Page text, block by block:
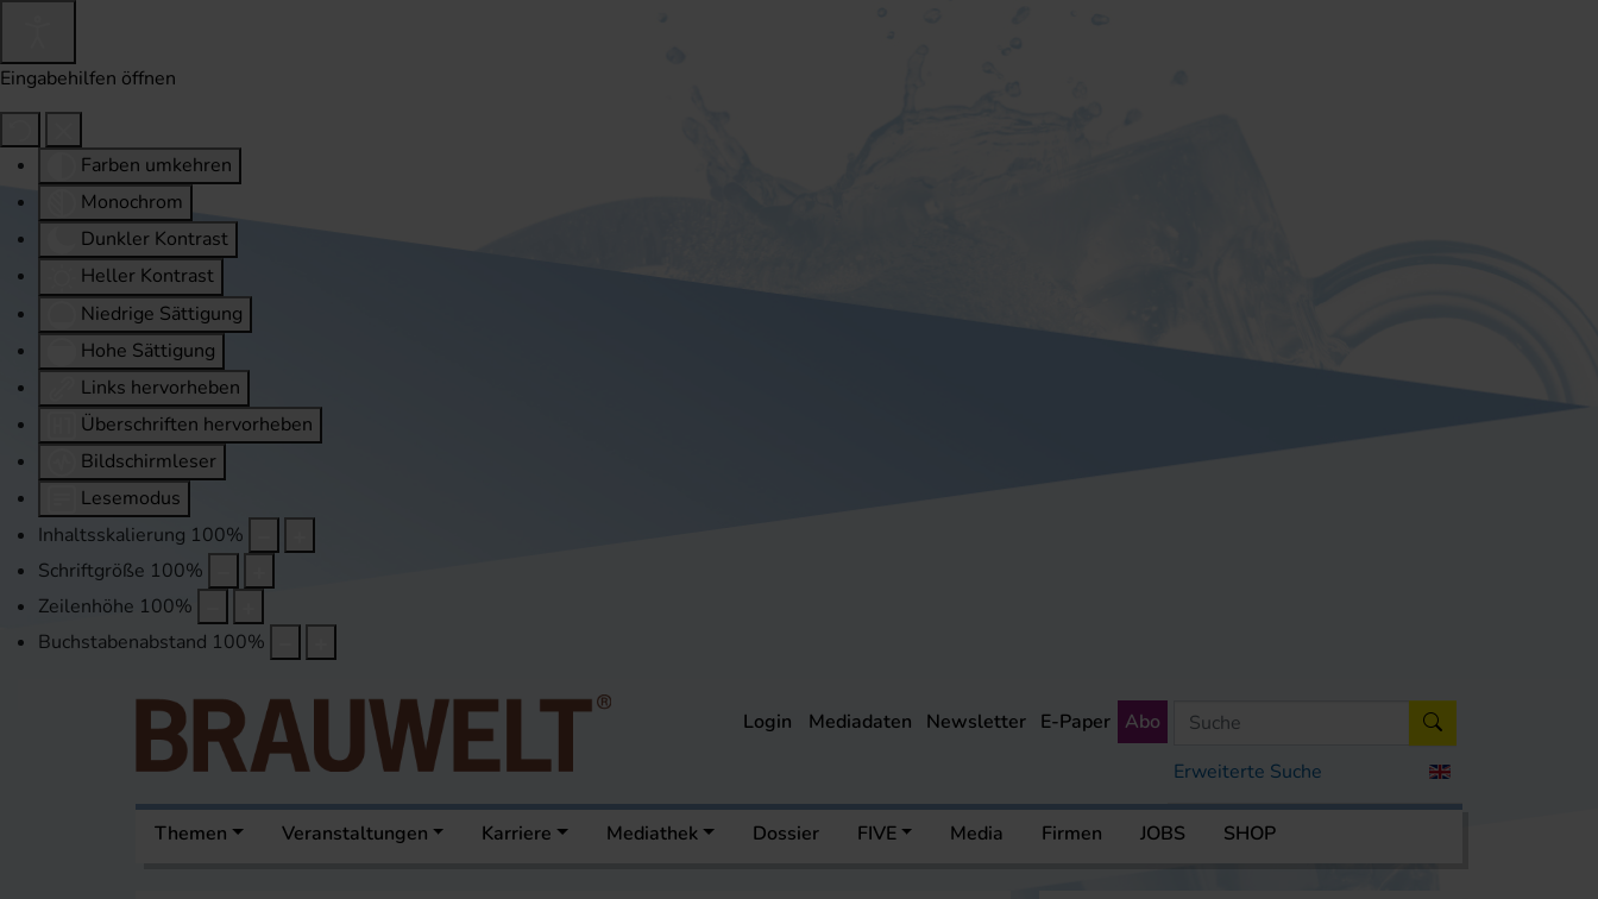
Eingabehilfen öffnen
Farben umkehren
Monochrom
Dunkler Kontrast
Heller Kontrast
Niedrige Sättigung
Hohe Sättigung
Links hervorheben
Überschriften hervorheben
Bildschirmleser
Lesemodus
Inhaltsskalierung 100%
Schriftgröße 100%
Zeilenhöhe 100%
Buchstabenabstand 100%
Erweiterte Suche
Login Mediadaten Newsletter E-Paper Abo
Themen Veranstaltungen Karriere Mediathek Dossier FIVE Media Firmen JOBS SHOP